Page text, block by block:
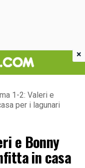
1-2: Valeri e
per i lagunari
e Bonny
in casa
×